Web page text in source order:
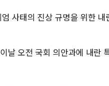
[내
제
개
CJ
사태의 진상 규명을 위한 내
날 오전 국회 의안과에 내란